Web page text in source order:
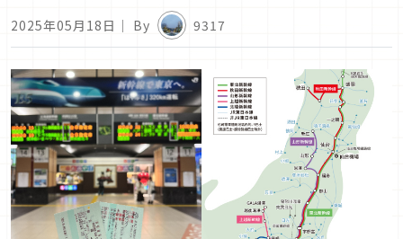
2025年05月18日 ｜ By 9317